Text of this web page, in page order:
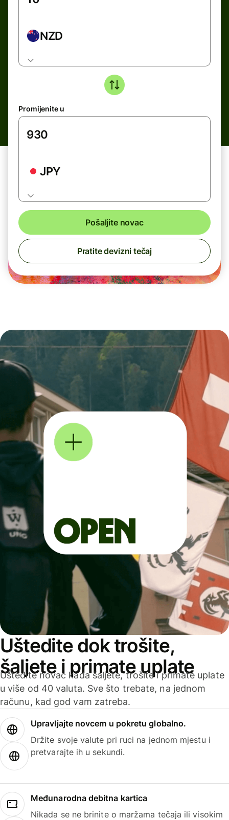
NZD
Promijenite u
JPY
Pošaljite novac
Pratite devizni tečaj
Uštedite dok trošite,
šaljete i primate uplate
Uštedite novac kada šaljete, trošite i primate uplate
u više od 40 valuta. Sve što trebate, na jednom
računu, kad god vam zatreba.
Upravljajte novcem u pokretu globalno.
Držite svoje valute pri ruci na jednom mjestu i
pretvarajte ih u sekundi.
Međunarodna debitna kartica
Nikada se ne brinite o maržama tečaja ili visokim